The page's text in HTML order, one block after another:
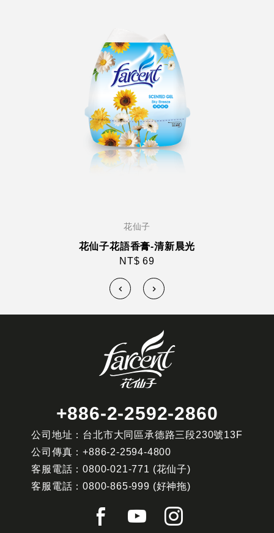
花仙子
花仙子花語香膏-清新晨光
NT$ 69
+886-2-2592-2860
公司地址：台北市大同區承德路三段230號13F
公司傳真：+886-2-2594-4800
客服電話：0800-021-771 (花仙子)
客服電話：0800-865-999 (好神拖)